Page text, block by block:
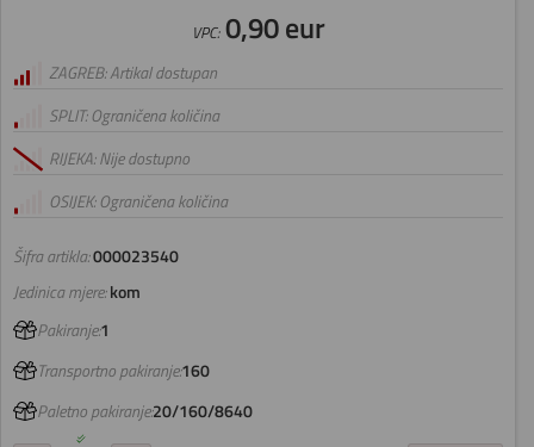
Šifra artikla:000023540
VPC:0,90 eur
ZAGREB: Artikal dostupan
SPLIT: Ograničena količina
RIJEKA: Nije dostupno
OSIJEK: Ograničena količina
Jedinica mjere:kom
Pakiranje:1
Transportno pakiranje:160
Paletno pakiranje:20/160/8640